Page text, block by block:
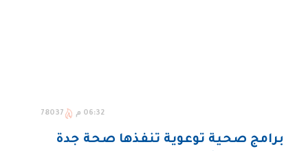
06:32 م 78037
برامج صحية توعوية تنفذها صحة جدة